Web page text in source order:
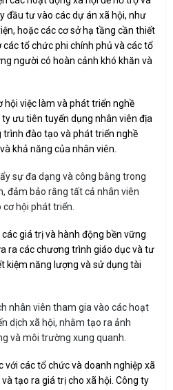
đầu tư vào các dự án xã hội, như
hoặc các cơ sở hạ tầng cần thiết
tổ chức phi chính phủ và các tổ
người có hoàn cảnh khó khăn và
hội việc làm và phát triển nghề
ưu tiên tuyển dụng nhân viên địa
đào tạo và phát triển nghề
khả năng của nhân viên.
sự đa dạng và công bằng trong
đảm bảo rằng tất cả nhân viên
hội phát triển.
giá trị và hành động bền vững
ra các chương trình giáo dục và tư
kiệm năng lượng và sử dụng tài
nhân viên tham gia vào các hoạt
dịch xã hội, nhằm tạo ra ảnh
và môi trường xung quanh.
với các tổ chức và doanh nghiệp xã
tạo ra giá trị cho xã hội. Công ty